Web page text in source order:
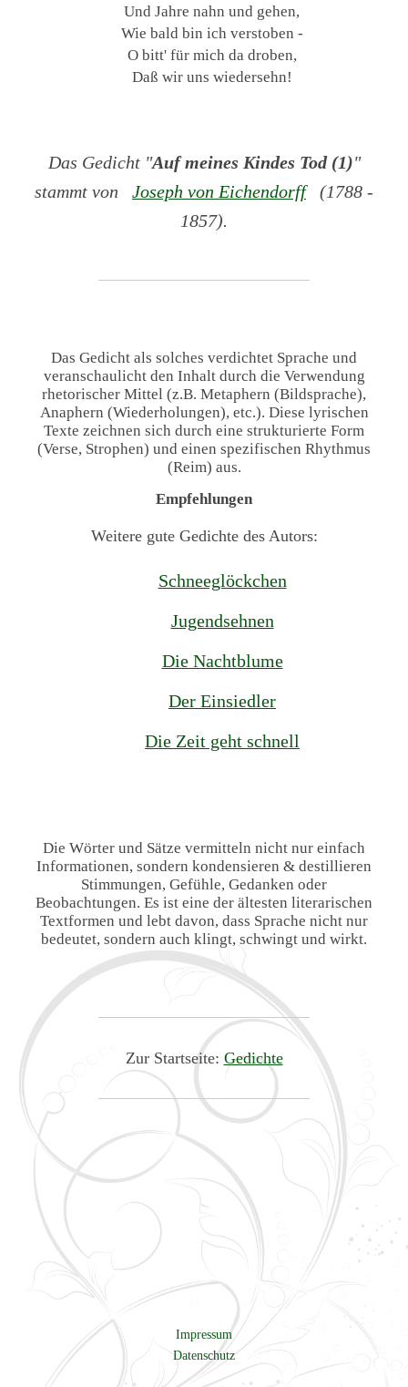
Und Jahre nahn und gehen,
Wie bald bin ich verstoben -
O bitt' für mich da droben,
Daß wir uns wiedersehn!
Das Gedicht "Auf meines Kindes Tod (1)"
stammt von
Joseph von Eichendorff(1788 -
1857).
Das Gedicht als solches verdichtet Sprache und
veranschaulicht den Inhalt durch die Verwendung
rhetorischer Mittel (z.B. Metaphern (Bildsprache),
Anaphern (Wiederholungen), etc.). Diese lyrischen
Texte zeichnen sich durch eine strukturierte Form
(Verse, Strophen) und einen spezifischen Rhythmus
(Reim) aus.
Empfehlungen
Weitere gute Gedichte des Autors:
Schneeglöckchen
Jugendsehnen
Die Nachtblume
Der Einsiedler
Die Zeit geht schnell
Die Wörter und Sätze vermitteln nicht nur einfach
Informationen, sondern kondensieren & destillieren
Stimmungen, Gefühle, Gedanken oder
Beobachtungen. Es ist eine der ältesten literarischen
Textformen und lebt davon, dass Sprache nicht nur
bedeutet, sondern auch klingt, schwingt und wirkt.
Zur Startseite: Gedichte
Impressum
Datenschutz